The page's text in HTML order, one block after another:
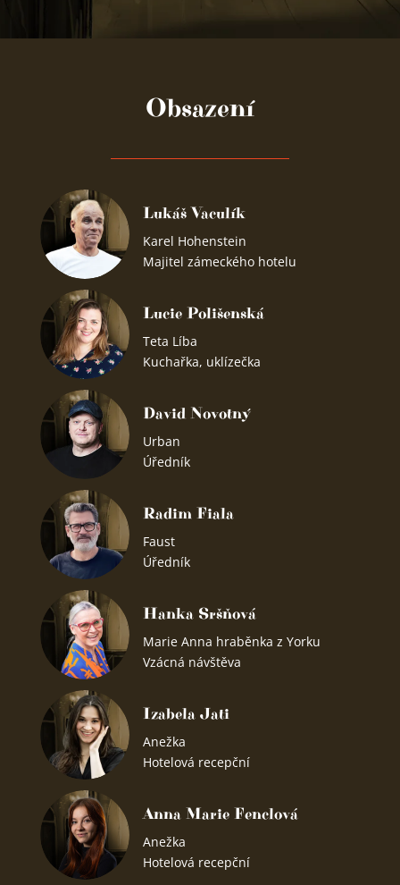
Obsazení
Lukáš Vaculík
Karel Hohenstein
Majitel zámeckého hotelu
Lucie Polišenská
Teta Líba
Kuchařka, uklízečka
David Novotný
Urban
Úředník
Radim Fiala
Faust
Úředník
Hanka Sršňová
Marie Anna hraběnka z Yorku
Vzácná návštěva
Izabela Jati
Anežka
Hotelová recepční
Anna Marie Fenclová
Anežka
Hotelová recepční